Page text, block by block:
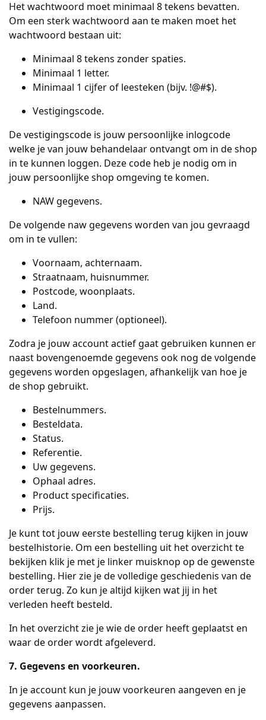
Het wachtwoord moet minimaal 8 tekens bevatten.
Om een sterk wachtwoord aan te maken moet het
wachtwoord bestaan uit:
Minimaal 8 tekens zonder spaties.
Minimaal 1 letter.
Minimaal 1 cijfer of leesteken (bijv. !@#$).
Vestigingscode.
De vestigingscode is jouw persoonlijke inlogcode
welke je van jouw behandelaar ontvangt om in de shop
in te kunnen loggen. Deze code heb je nodig om in
jouw persoonlijke shop omgeving te komen.
NAW gegevens.
De volgende naw gegevens worden van jou gevraagd
om in te vullen:
Voornaam, achternaam.
Straatnaam, huisnummer.
Postcode, woonplaats.
Land.
Telefoon nummer (optioneel).
Zodra je jouw account actief gaat gebruiken kunnen er
naast bovengenoemde gegevens ook nog de volgende
gegevens worden opgeslagen, afhankelijk van hoe je
de shop gebruikt.
Bestelnummers.
Besteldata.
Status.
Referentie.
Uw gegevens.
Ophaal adres.
Product specificaties.
Prijs.
Je kunt tot jouw eerste bestelling terug kijken in jouw
bestelhistorie. Om een bestelling uit het overzicht te
bekijken klik je met je linker muisknop op de gewenste
bestelling. Hier zie je de volledige geschiedenis van de
order terug. Zo kun je altijd kijken wat jij in het
verleden heeft besteld.
In het overzicht zie je wie de order heeft geplaatst en
waar de order wordt afgeleverd.
7. Gegevens en voorkeuren.
In je account kun je jouw voorkeuren aangeven en je
gegevens aanpassen.